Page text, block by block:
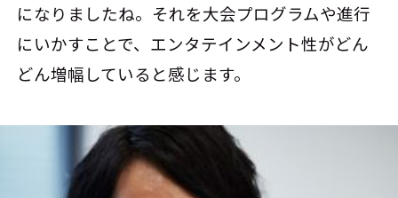
になりましたね。それを大会プログラムや進行
にいかすことで、エンタテインメント性がどん
どん増幅していると感じます。